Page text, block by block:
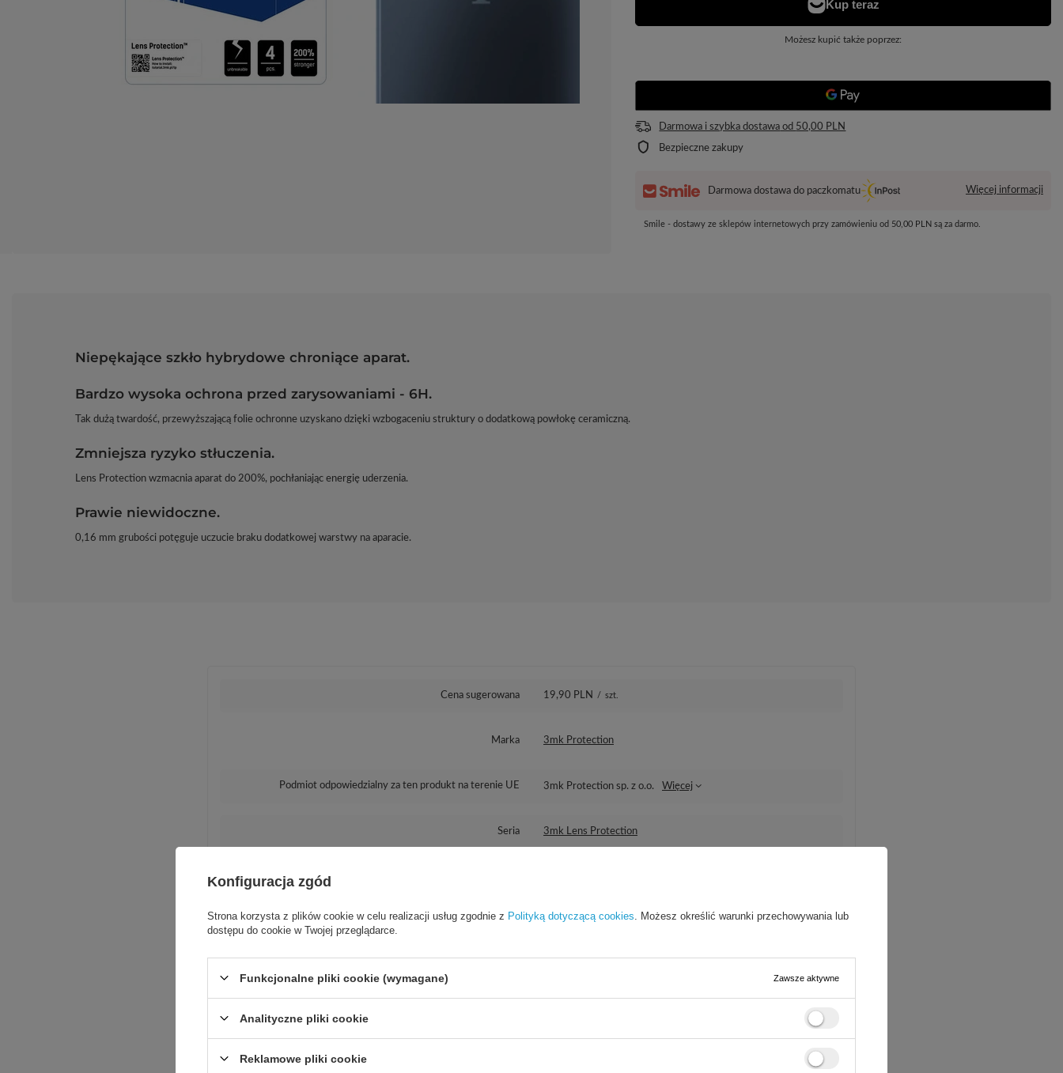
Możesz kupić także poprzez:
Darmowa i szybka dostawa od 50,00 PLN
Bezpieczne zakupy
Darmowa dostawa do paczkomatu Więcej informacji
Smile - dostawy ze sklepów internetowych przy zamówieniu od 50,00 PLN są za darmo.
Niepękające szkło hybrydowe chroniące aparat.
Bardzo wysoka ochrona przed zarysowaniami - 6H.
Tak dużą twardość, przewyższającą folie ochronne uzyskano dzięki wzbogaceniu struktury o dodatkową powłokę ceramiczną.
Zmniejsza ryzyko stłuczenia.
Lens Protection wzmacnia aparat do 200%, pochłaniając energię uderzenia.
Prawie niewidoczne.
0,16 mm grubości potęguje uczucie braku dodatkowej warstwy na aparacie.
Cena sugerowana 19,90 PLN / szt.
Marka 3mk Protection
Podmiot odpowiedzialny za ten produkt na terenie UE 3mk Protection sp. z o.o. Więcej
Seria 3mk Lens Protection
Wysokość opakowania towaru w cm 15,5
Szerokość opakowania towaru w cm
Konfiguracja zgód
Strona korzysta z plików cookie w celu realizacji usług zgodnie z Polityką dotyczącą cookies . Możesz określić warunki przechowywania lub
dostępu do cookie w Twojej przeglądarce.
Funkcjonalne pliki cookie (wymagane) Zawsze aktywne
Analityczne pliki cookie
Reklamowe pliki cookie